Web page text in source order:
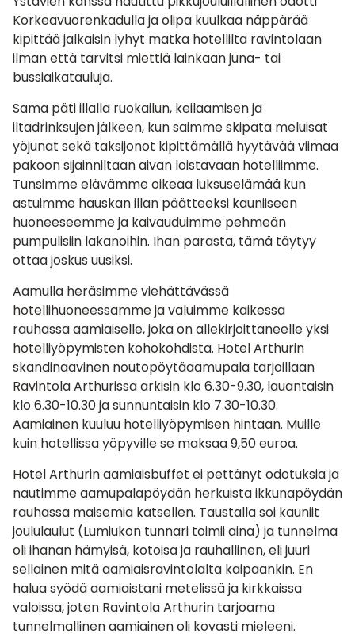
Korkeavuorenkadulla ja olipa kuulkaa näppärää
kipittää jalkaisin lyhyt matka hotellilta ravintolaan
ilman että tarvitsi miettiä lainkaan juna- tai
bussiaikatauluja.
Sama päti illalla ruokailun, keilaamisen ja
iltadrinksujen jälkeen, kun saimme skipata meluisat
yöjunat sekä taksijonot kipittämällä hyytävää viimaa
pakoon sijainniltaan aivan loistavaan hotelliimme.
Tunsimme elävämme oikeaa luksuselämää kun
astuimme hauskan illan päätteeksi kauniiseen
huoneeseemme ja kaivauduimme pehmeän
pumpulisiin lakanoihin. Ihan parasta, tämä täytyy
ottaa joskus uusiksi.
Aamulla heräsimme viehättävässä
hotellihuoneessamme ja valuimme kaikessa
rauhassa aamiaiselle, joka on allekirjoittaneelle yksi
hotelliyöpymisten kohokohdista. Hotel Arthurin
skandinaavinen noutopöytäaamupala tarjoillaan
Ravintola Arthurissa arkisin klo 6.30-9.30, lauantaisin
klo 6.30-10.30 ja sunnuntaisin klo 7.30-10.30.
Aamiainen kuuluu hotelliyöpymisen hintaan. Muille
kuin hotellissa yöpyville se maksaa 9,50 euroa.
Hotel Arthurin aamiaisbuffet ei pettänyt odotuksia ja
nautimme aamupalapöydän herkuista ikkunapöydän
rauhassa maisemia katsellen. Taustalla soi kauniit
joululaulut (Lumiukon tunnari toimii aina) ja tunnelma
oli ihanan hämyisä, kotoisa ja rauhallinen, eli juuri
sellainen mitä aamiaisravintolalta kaipaankin. En
halua syödä aamiaistani metelissä ja kirkkaissa
valoissa, joten Ravintola Arthurin tarjoama
tunnelmallinen aamiainen oli kovasti mieleeni.